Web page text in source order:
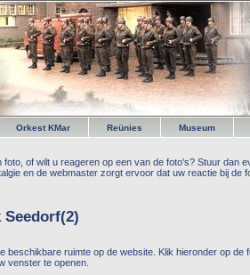
Orkest KMar Reünies Museum
foto, of wilt u reageren op een van de foto's? Stuur dan
en de webmaster zorgt ervoor dat uw reactie bij de
Seedorf(2)
beschikbare ruimte op de website. Klik hieronder op de
venster te openen.